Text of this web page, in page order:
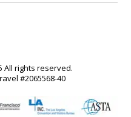
All rights reserved.
#2065568-40